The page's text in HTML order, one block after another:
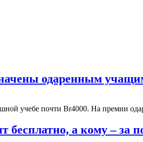
одаренным
учебе почти Br4000. На премии
бесплатно, а кому – за